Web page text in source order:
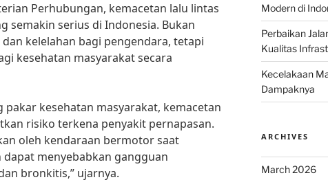
Perhubungan, kemacetan lalu lintas
semakin serius di Indonesia. Bukan
kelelahan bagi pengendara, tetapi
kesehatan masyarakat secara
kesehatan masyarakat, kemacetan
risiko terkena penyakit pernapasan.
oleh kendaraan bermotor saat
menyebabkan gangguan
bronkitis,” ujarnya.
Modern di
Perbaikan
Kualitas
Kecelakaan
Dampaknya
ARCHIVES
March 2026